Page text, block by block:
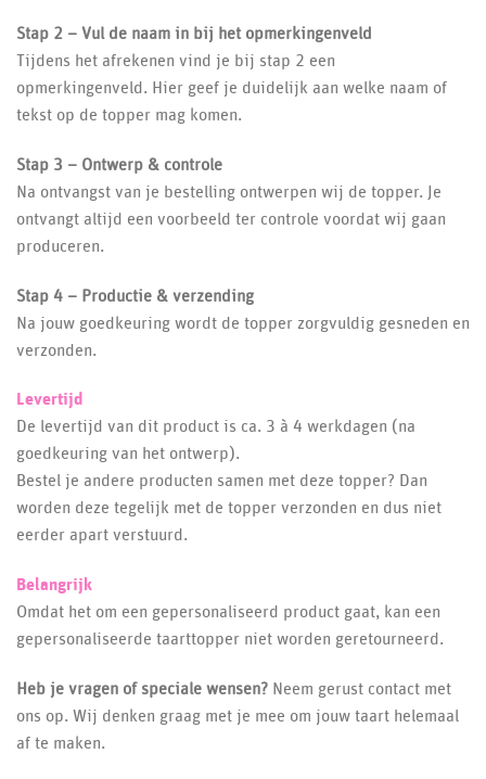
Stap 2 – Vul de naam in bij het opmerkingenveld
Tijdens het afrekenen vind je bij stap 2 een
opmerkingenveld. Hier geef je duidelijk aan welke naam of
tekst op de topper mag komen.
Stap 3 – Ontwerp & controle
Na ontvangst van je bestelling ontwerpen wij de topper. Je
ontvangt altijd een voorbeeld ter controle voordat wij gaan
produceren.
Stap 4 – Productie & verzending
Na jouw goedkeuring wordt de topper zorgvuldig gesneden en
verzonden.
Levertijd
De levertijd van dit product is ca. 3 à 4 werkdagen (na
goedkeuring van het ontwerp).
Bestel je andere producten samen met deze topper? Dan
worden deze tegelijk met de topper verzonden en dus niet
eerder apart verstuurd.
Belangrijk
Omdat het om een gepersonaliseerd product gaat, kan een
gepersonaliseerde taarttopper niet worden geretourneerd.
Heb je vragen of speciale wensen? Neem gerust contact met
ons op. Wij denken graag met je mee om jouw taart helemaal
af te maken.